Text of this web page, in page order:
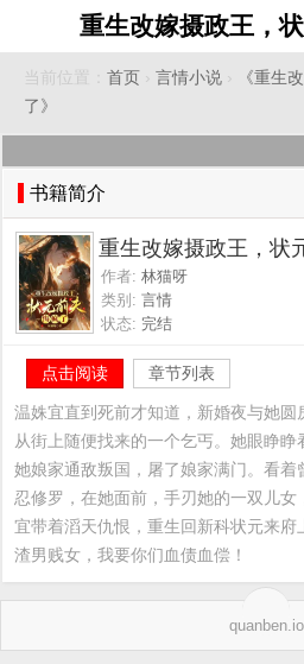
重生改嫁摄政王，
当前位置： 首页 › 言情小说 ›
《重生
了》
书籍简介
重生改嫁摄政王，状
作者: 林猫呀
类别: 言情
状态: 完结
点击阅读 章节列表
温姝宜直到死前才知道，新婚夜与她圆
从街上随便找来的一个乞丐。她眼睁
她娘家通敌叛国，屠了娘家满门。看
忍修罗，在她面前，手刃她的一双儿女
宜带着滔天仇恨，重生回新科状元来府
渣男贱女，我要你们血债血偿！
quanben.io